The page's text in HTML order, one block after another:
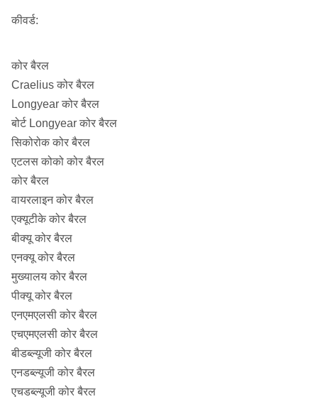
एनक्यूटीके
(एनक्यू 2 ")
NQ3
मुख्यालय
HQ3
PQ3
कीवर्ड:
कोर बैरल
Craelius कोर बैरल
Longyear कोर बैरल
बोर्ट Longyear कोर बैरल
सिकोरोक कोर बैरल
एटलस कोको कोर बैरल
कोर बैरल
वायरलाइन कोर बैरल
एक्यूटीके कोर बैरल
बीक्यू कोर बैरल
एनक्यू कोर बैरल
मुख्यालय कोर बैरल
पीक्यू कोर बैरल
एनएमएलसी कोर बैरल
एचएमएलसी कोर बैरल
बीडब्ल्यूजी कोर बैरल
एनडब्ल्यूजी कोर बैरल
एचडब्ल्यूजी कोर बैरल